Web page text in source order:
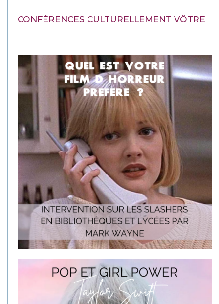
CONFÉRENCES CULTURELLEMENT VÔTRE